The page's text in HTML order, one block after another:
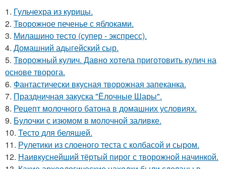
1. Гульчехра из курицы.
2. Творожное печенье с яблоками.
3. Милашино тесто (супер - экспресс).
4. Домашний адыгейский сыр.
5. Творожный кулич. Давно хотела приготовить кулич на
основе творога.
6. Фантастически вкусная творожная запеканка.
7. Праздничная закуска "Ёлочные Шары".
8. Рецепт молочного батона в домашних условиях.
9. Булочки с изюмом в молочной заливке.
10. Тесто для беляшей.
11. Рулетики из слоеного теста с колбасой и сыром.
12. Наивкуснейший тёртый пирог с творожной начинкой.